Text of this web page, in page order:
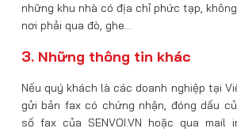
những khu nhà có địa chỉ phức tạp,
nơi phải qua đò, ghe…
3. Những thông tin khác
Nếu quý khách là các doanh nghiệp tại
gửi bản fax có chứng nhận, đóng dấu
số fax của SENVOI.VN hoặc qua mail